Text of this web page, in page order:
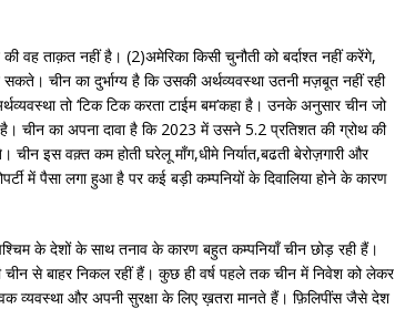
ताक़त नहीं है। (2)अमेरिका किसी चुनौती को बर्दाश्त नहीं करेंगे,
चीन का दुर्भाग्य है कि उसकी अर्थव्यवस्था उतनी मज़बूत नहीं रही
तो ‘टिक टिक करता टाईम बम’कहा है। उनके अनुसार चीन जो
चीन का अपना दावा है कि 2023 में उसने 5.2 प्रतिशत की ग्रोथ की
इस वक़्त कम होती घरेलू माँग,धीमे निर्यात,बढती बेरोज़गारी और
में पैसा लगा हुआ है पर कई बड़ी कम्पनियों के दिवालिया होने के कारण
के देशों के साथ तनाव के कारण बहुत कम्पनियाँ चीन छोड़ रही हैं।
चीन से बाहर निकल रहीं हैं। कुछ ही वर्ष पहले तक चीन में निवेश को लेकर
व्यवस्था और अपनी सुरक्षा के लिए ख़तरा मानते हैं। फ़िलिपींस जैसे देश